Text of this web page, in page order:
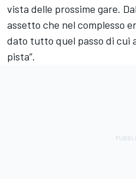
vista delle prossime gare.
assetto che nel complesso
dato tutto quel passo di cui
pista”.